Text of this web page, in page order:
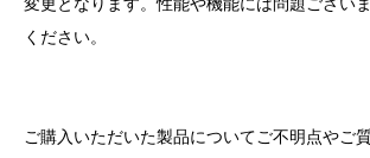
ください。
ご購入いただいた製品についてご不明点やご